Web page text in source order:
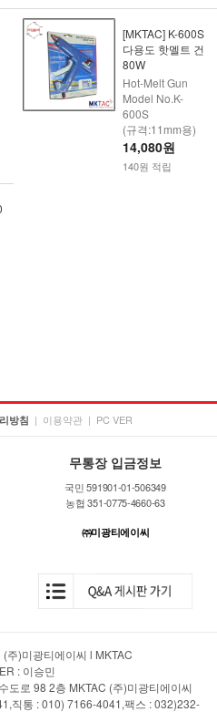
[MKTAC] K-600S
다용도 핫멜트 건
80W
Hot-Melt Gun
Model No.K-
600S
(규격:11mm용)
14,080원
140원 적립
방침 | 이용약관 | PC VER
무통장 입금정보
국민 591901-01-506349
농협 351-0775-4660-63
㈜미광티에이씨
주)미광티에이씨 l MKTAC
: 이승민
도로 98 2층 MKTAC (주)미광티에이씨
직통 : 010) 7166-4041,팩스 : 032)232-